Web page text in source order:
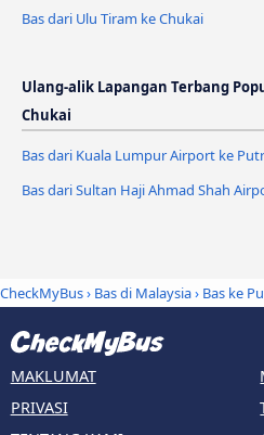
Bas dari Ulu Tiram ke Chukai
Ulang-alik Lapangan Terbang
Chukai
Bas dari Kuala Lumpur Airport ke
Bas dari Sultan Haji Ahmad Shah
CheckMyBus› Bas di Malaysia› Bas ke
MAKLUMAT
PRIVASI